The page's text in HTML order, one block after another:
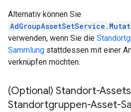
Alternativ können Sie
verwenden, wenn Sie die
Sammlung stattdessen mit einer
verknüpfen möchten.
(Optional) Standort-
Standortgruppen-Asset-